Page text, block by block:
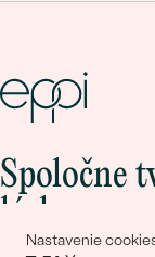
Nastavenie
Spoločne
lásky